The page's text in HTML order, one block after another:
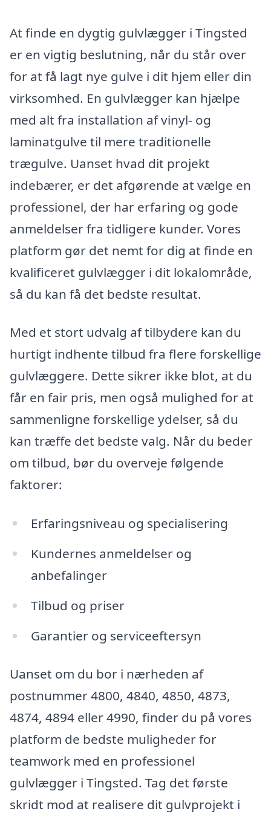
At finde en dygtig gulvlægger i Tingsted
er en vigtig beslutning, når du står over
for at få lagt nye gulve i dit hjem eller din
virksomhed. En gulvlægger kan hjælpe
med alt fra installation af vinyl- og
laminatgulve til mere traditionelle
trægulve. Uanset hvad dit projekt
indebærer, er det afgørende at vælge en
professionel, der har erfaring og gode
anmeldelser fra tidligere kunder. Vores
platform gør det nemt for dig at finde en
kvalificeret gulvlægger i dit lokalområde,
så du kan få det bedste resultat.
Med et stort udvalg af tilbydere kan du
hurtigt indhente tilbud fra flere forskellige
gulvlæggere. Dette sikrer ikke blot, at du
får en fair pris, men også mulighed for at
sammenligne forskellige ydelser, så du
kan træffe det bedste valg. Når du beder
om tilbud, bør du overveje følgende
faktorer:
Erfaringsniveau og specialisering
Kundernes anmeldelser og
anbefalinger
Tilbud og priser
Garantier og serviceeftersyn
Uanset om du bor i nærheden af
postnummer 4800, 4840, 4850, 4873,
4874, 4894 eller 4990, finder du på vores
platform de bedste muligheder for
teamwork med en professionel
gulvlægger i Tingsted. Tag det første
skridt mod at realisere dit gulvprojekt i